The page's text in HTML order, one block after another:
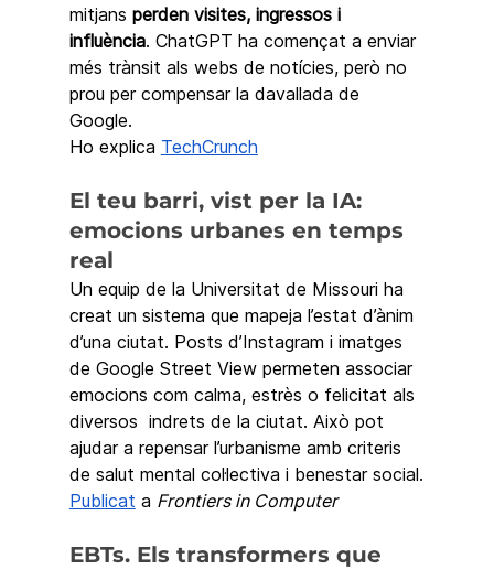
mitjans perden visites, ingressos i
influència. ChatGPT ha començat a enviar
més trànsit als webs de notícies, però no
prou per compensar la davallada de
Google.
Ho explica TechCrunch
El teu barri, vist per la IA:
emocions urbanes en temps
real
Un equip de la Universitat de Missouri ha
creat un sistema que mapeja l’estat d’ànim
d’una ciutat. Posts d’Instagram i imatges
de Google Street View permeten associar
emocions com calma, estrès o felicitat als
diversos  indrets de la ciutat. Això pot
ajudar a repensar l’urbanisme amb criteris
de salut mental col·lectiva i benestar social.
Publicat a Frontiers in Computer
EBTs. Els transformers que